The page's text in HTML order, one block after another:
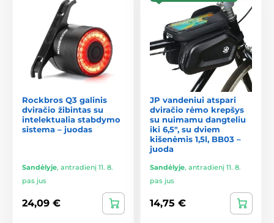
Rockbros Q3 galinis
dviračio žibintas su
intelektualia stabdymo
sistema – juodas
Sandėlyje, antradienį 11. 8.
pas jus
24,09 €
JP vandeniui atspari
dviračio rėmo krepšys
su nuimamu dangteliu
iki 6,5", su dviem
kišenėmis 1,5l, BB03 –
juoda
Sandėlyje, antradienį 11. 8.
pas jus
14,75 €